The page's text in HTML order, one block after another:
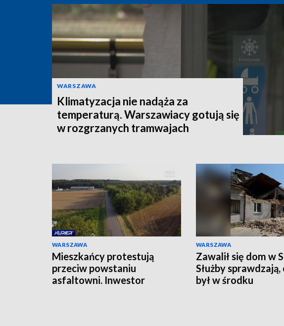
WARSZAWA
Klimatyzacja nie nadąża za
temperaturą. Warszawiacy gotują się
w rozgrzanych tramwajach
WARSZAWA
Mieszkańcy protestują
przeciw powstaniu
asfaltowni. Inwestor
WARSZAWA
Zawalił się dom w
Służby
był w środku